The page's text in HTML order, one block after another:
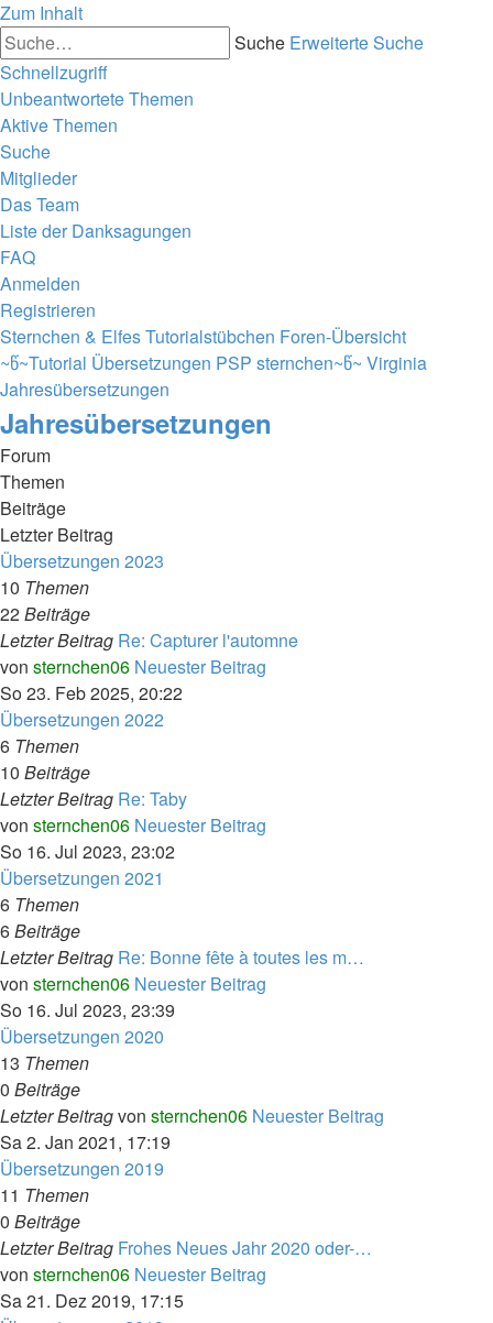
Zum Inhalt
Suche Erweiterte Suche
Schnellzugriff
Unbeantwortete Themen
Aktive Themen
Suche
Mitglieder
Das Team
Liste der Danksagungen
FAQ
Anmelden
Registrieren
Sternchen & Elfes Tutorialstübchen Foren-Übersicht
~წ~Tutorial Übersetzungen PSP sternchen~წ~ Virginia
Jahresübersetzungen
Jahresübersetzungen
Forum
Themen
Beiträge
Letzter Beitrag
Übersetzungen 2023
10 Themen
22Beiträge
Letzter Beitrag Re: Capturer l'automne
von sternchen06 Neuester Beitrag
So 23. Feb 2025, 20:22
Übersetzungen 2022
6 Themen
10 Beiträge
Letzter Beitrag Re: Taby
von sternchen06 Neuester Beitrag
So 16. Jul 2023, 23:02
Übersetzungen 2021
6 Themen
6Beiträge
Letzter Beitrag Re: Bonne fête à toutes les m…
von sternchen06 Neuester Beitrag
So 16. Jul 2023, 23:39
Übersetzungen 2020
13 Themen
0 Beiträge
Letzter Beitragvon sternchen06 Neuester Beitrag
Sa 2. Jan 2021, 17:19
Übersetzungen 2019
11 Themen
0 Beiträge
Letzter Beitrag Frohes Neues Jahr 2020 oder-…
von sternchen06 Neuester Beitrag
Sa 21. Dez 2019, 17:15